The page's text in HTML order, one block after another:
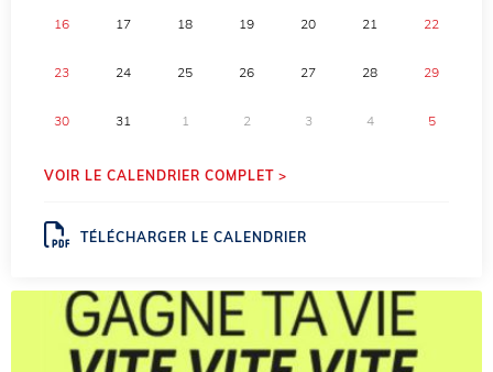
16 17 18 19 20 21 22
23 24 25 26 27 28 29
30 31 1 2 3 4 5
VOIR LE CALENDRIER COMPLET >
TÉLÉCHARGER LE CALENDRIER